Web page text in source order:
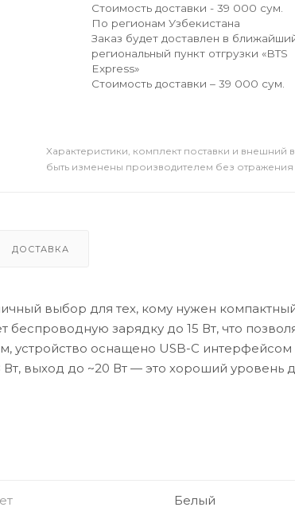
Стоимость доставки - 39 000 сум.
По регионам Узбекистана
Заказ будет доставлен в
региональный пункт отгрузки «BTS
Express»
Стоимость доставки – 39 000 сум.
Xарактеристики, комплект поставки и внешний
быть изменены производителем без отражения
ДОСТАВКА
выбор для тех, кому нужен
зарядку до 15 Вт, что
устройство оснащено USB-C интерфейсом
Вт, выход до ~20 Вт — это хороший уровень
Белый